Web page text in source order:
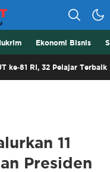
Ekonomi Bisnis
RI, 32 Pelajar Terbaik
11
Presiden